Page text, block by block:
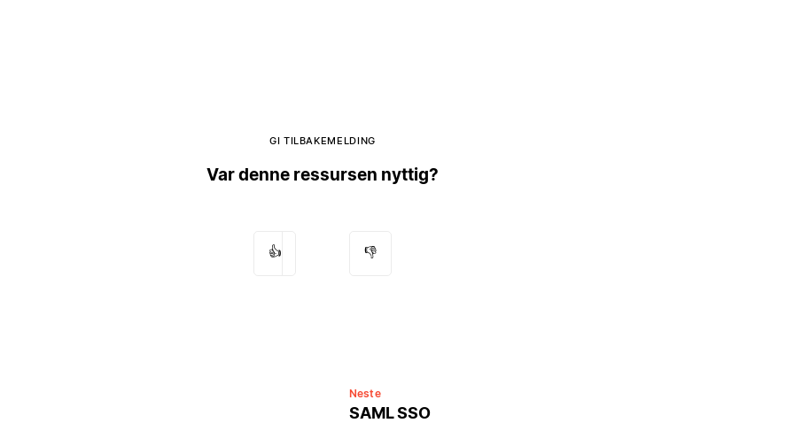
GI TILBAKEMELDING
Var denne ressursen nyttig?
👍 👎
Neste
SAML SSO